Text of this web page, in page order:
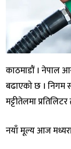
काठमाडौं । नेपाल
बढाएको छ ।
मट्टीतेलमा
नयाँ मूल्य आज